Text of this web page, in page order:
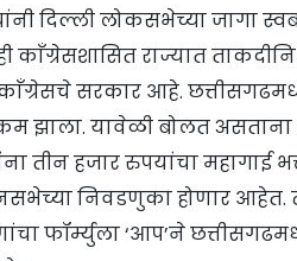
दिल्ली लोकसभेच्या जागा
काँग्रेसशासित राज्यात
सरकार आहे.
झाला. यावेळी बोलत असताना
तीन हजार रुपयांचा महागाई
निवडणुका होणार आहेत.
फॉर्म्युला ‘आप’ने